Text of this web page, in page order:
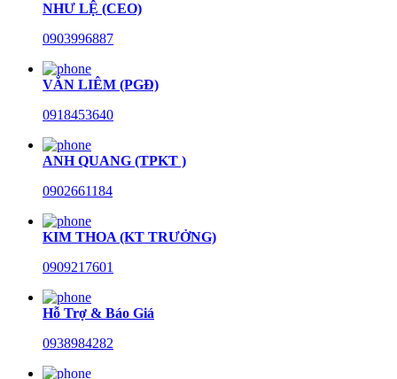
NHƯ LỆ (CEO)
0903996887
VĂN LIÊM (PGĐ)
0918453640
ANH QUANG (TPKT )
0902661184
KIM THOA (KT TRƯỞNG)
0909217601
Hỗ Trợ & Báo Giá
0938984282